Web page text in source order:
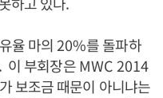
율 마의 20%를 돌파하
이 부회장은MWC 2014
보조금 때문이 아니냐는